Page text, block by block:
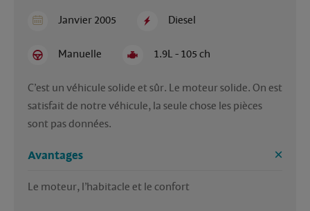
Janvier 2005 Diesel
Manuelle 1.9L - 105 ch
C’est un véhicule solide et sûr. Le moteur solide. On est
satisfait de notre véhicule, la seule chose les pièces
sont pas données.
Avantages
Le moteur, l’habitacle et le confort